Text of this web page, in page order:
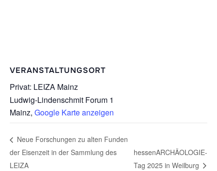
VERANSTALTUNGSORT
Privat: LEIZA Mainz
Ludwig-Lindenschmit Forum 1
Mainz, Google Karte anzeigen
Neue Forschungen zu alten Funden
der Eisenzeit in der Sammlung des
LEIZA
hessenARCHÄOLOGIE-
Tag 2025 in Weilburg